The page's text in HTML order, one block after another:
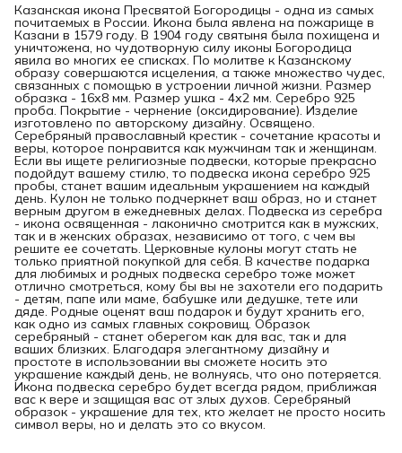
Казанская икона Пресвятой Богородицы - одна из самых
почитаемых в России. Икона была явлена на пожарище в
Казани в 1579 году. В 1904 году святыня была похищена и
уничтожена, но чудотворную силу иконы Богородица
явила во многих ее списках. По молитве к Казанскому
образу совершаются исцеления, а также множество чудес,
связанных с помощью в устроении личной жизни. Размер
образка - 16х8 мм. Размер ушка - 4х2 мм. Серебро 925
проба. Покрытие - чернение (оксидирование). Изделие
изготовлено по авторскому дизайну. Освящено.
Серебряный православный крестик - сочетание красоты и
веры, которое понравится как мужчинам так и женщинам.
Если вы ищете религиозные подвески, которые прекрасно
подойдут вашему стилю, то подвеска икона серебро 925
пробы, станет вашим идеальным украшением на каждый
день. Кулон не только подчеркнет ваш образ, но и станет
верным другом в ежедневных делах. Подвеска из серебра
- икона освященная - лаконично смотрится как в мужских,
так и в женских образах, независимо от того, с чем вы
решите ее сочетать. Церковные кулоны могут стать не
только приятной покупкой для себя. В качестве подарка
для любимых и родных подвеска серебро тоже может
отлично смотреться, кому бы вы не захотели его подарить
- детям, папе или маме, бабушке или дедушке, тете или
дяде. Родные оценят ваш подарок и будут хранить его,
как одно из самых главных сокровищ. Образок
серебряный - станет оберегом как для вас, так и для
ваших близких. Благодаря элегантному дизайну и
простоте в использовании вы сможете носить это
украшение каждый день, не волнуясь, что оно потеряется.
Икона подвеска серебро будет всегда рядом, приближая
вас к вере и защищая вас от злых духов. Серебряный
образок - украшение для тех, кто желает не просто носить
символ веры, но и делать это со вкусом.